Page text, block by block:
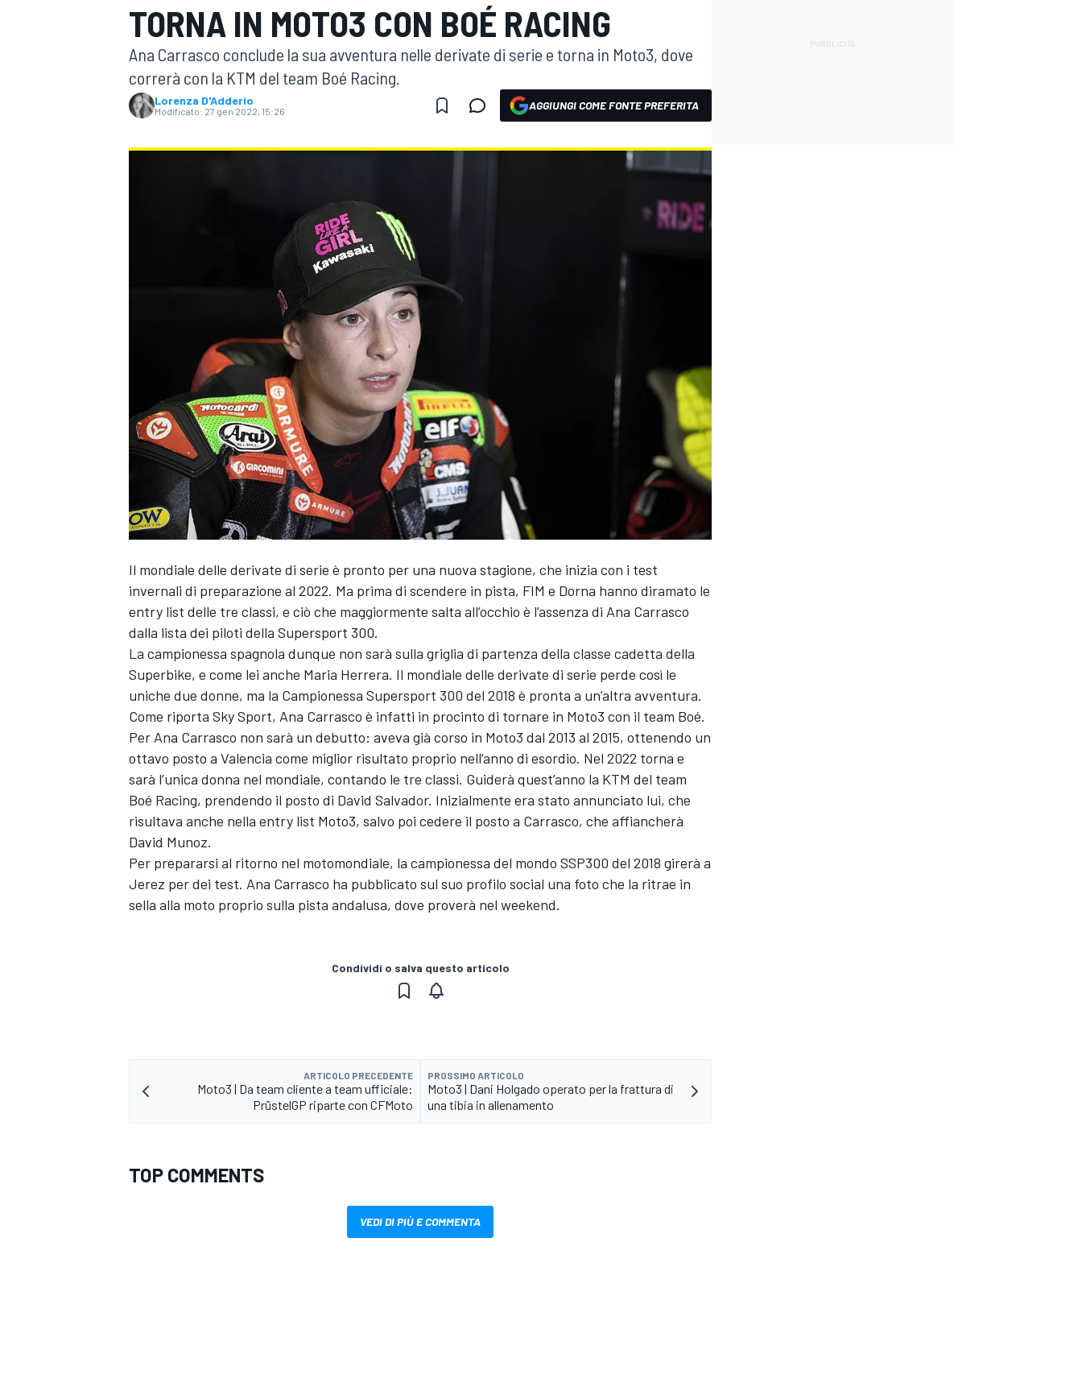
MOTOGP WEC
MONOPOSTO
TORNA IN MOTO3 CON BOÉ RACING
Ana Carrasco conclude la sua avventura nelle derivate di serie e torna in Moto3, dove
correrà con la KTM del team Boé Racing.
Lorenza D'Adderio
Modificato: 27 gen 2022, 15:26 AGGIUNGI COME FONTE PREFERITA
Il mondiale delle derivate di serie è pronto per una nuova stagione, che inizia con i test
invernali di preparazione al 2022. Ma prima di scendere in pista, FIM e Dorna hanno diramato le
entry list delle tre classi, e ciò che maggiormente salta all’occhio è l’assenza di Ana Carrasco
dalla lista dei piloti della Supersport 300.
La campionessa spagnola dunque non sarà sulla griglia di partenza della classe cadetta della
Superbike, e come lei anche Maria Herrera. Il mondiale delle derivate di serie perde così le
uniche due donne, ma la Campionessa Supersport 300 del 2018 è pronta a un’altra avventura.
Come riporta Sky Sport, Ana Carrasco è infatti in procinto di tornare in Moto3 con il team Boé.
Per Ana Carrasco non sarà un debutto: aveva già corso in Moto3 dal 2013 al 2015, ottenendo un
ottavo posto a Valencia come miglior risultato proprio nell’anno di esordio. Nel 2022 torna e
sarà l’unica donna nel mondiale, contando le tre classi. Guiderà quest’anno la KTM del team
Boé Racing, prendendo il posto di David Salvador. Inizialmente era stato annunciato lui, che
risultava anche nella entry list Moto3, salvo poi cedere il posto a Carrasco, che affiancherà
David Munoz.
Per prepararsi al ritorno nel motomondiale, la campionessa del mondo SSP300 del 2018 girerà a
Jerez per dei test. Ana Carrasco ha pubblicato sul suo profilo social una foto che la ritrae in
sella alla moto proprio sulla pista andalusa, dove proverà nel weekend.
Condividi o salva questo articolo
ARTICOLO PRECEDENTE
Moto3 | Da team cliente a team ufficiale:
PrüstelGP riparte con CFMoto
PROSSIMO ARTICOLO
Moto3 | Dani Holgado operato per la frattura di
una tibia in allenamento
TOP COMMENTS
VEDI DI PIÙ E COMMENTA